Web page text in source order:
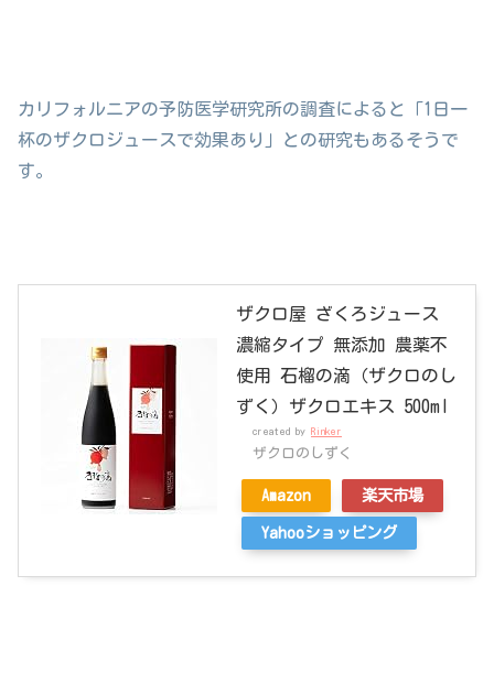
カリフォルニアの予防医学研究所の調査によると「1日一
杯のザクロジュースで効果あり」との研究もあるそうで
す。
ザクロ屋 ざくろジュース
濃縮タイプ 無添加 農薬不
使用 石榴の滴（ザクロのし
ずく）ザクロエキス 500ml
created by Rinker
ザクロのしずく
Amazon 楽天市場
Yahooショッピング